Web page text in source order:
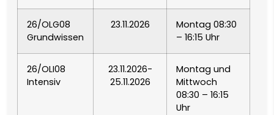
हिन्दी
HMONG
MAGYAR
26/OLG08
Grundwissen
23.11.2026
Montag 08:30
– 16:15 Uhr
26/OLI08
Intensiv
23.11.2026-
25.11.2026
Montag und
Mittwoch
08:30 – 16:15
Uhr